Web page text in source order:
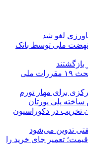
لغو شد
۳۹۶ هزار واحد نهضت ملی توسط بانک
تمدید اجرای همزمان دو ویرایش مبحث ۱۹ مقررات ملی
برای مهار تورم
ساخته پلی یورتان
تخریب در دکوراسیون
تدوین می‌شود
تعمیر جای خرید را